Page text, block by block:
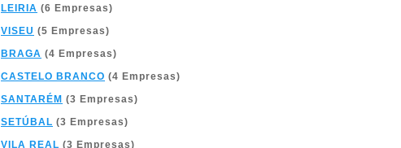
LEIRIA (6 Empresas)
VISEU (5 Empresas)
BRAGA (4 Empresas)
CASTELO BRANCO (4 Empresas)
SANTARÉM (3 Empresas)
SETÚBAL (3 Empresas)
VILA REAL (3 Empresas)